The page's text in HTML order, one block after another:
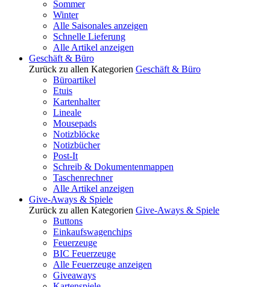
Sommer
Winter
Alle Saisonales anzeigen
Schnelle Lieferung
Alle Artikel anzeigen
Geschäft & Büro
Zurück zu allen Kategorien Geschäft & Büro
Büroartikel
Etuis
Kartenhalter
Lineale
Mousepads
Notizblöcke
Notizbücher
Post-It
Schreib & Dokumentenmappen
Taschenrechner
Alle Artikel anzeigen
Give-Aways & Spiele
Zurück zu allen Kategorien Give-Aways & Spiele
Buttons
Einkaufswagenchips
Feuerzeuge
BIC Feuerzeuge
Alle Feuerzeuge anzeigen
Giveaways